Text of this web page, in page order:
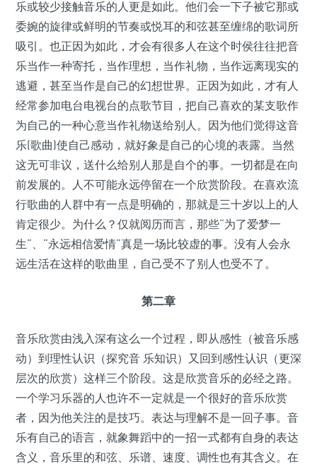
乐或较少接触音乐的人更是如此。他们会一下子被它那或
委婉的旋律或鲜明的节奏或悦耳的和弦甚至缠绵的歌词所
吸引。也正因为如此，才会有很多人在这个时侯往往把音
乐当作一种寄托，当作理想，当作礼物，当作远离现实的
逃避，甚至当作是自己的幻想世界。正因为如此，才有人
经常参加电台电视台的点歌节目，把自己喜欢的某支歌作
为自己的一种心意当作礼物送给别人。因为他们觉得这音
乐(歌曲)使自己感动，就好象是自己的心境的表露。当然
这无可非议，送什么给别人那是自个的事。一切都是在向
前发展的。人不可能永远停留在一个欣赏阶段。在喜欢流
行歌曲的人群中有一点是明确的，那就是三十岁以上的人
肯定很少。为什么？仅就阅历而言，那些“为了爱梦一
生”、“永远相信爱情”真是一场比较虚的事。没有人会永
远生活在这样的歌曲里，自己受不了别人也受不了。
第二章
音乐欣赏由浅入深有这么一个过程，即从感性（被音乐感
动）到理性认识（探究音 乐知识）又回到感性认识（更深
层次的欣赏）这样三个阶段。这是欣赏音乐的必经之路。
一个学习乐器的人也许不一定就是一个很好的音乐欣赏
者，因为他关注的是技巧。表达与理解不是一回子事。音
乐有自己的语言，就象舞蹈中的一招一式都有自身的表达
含义，音乐里的和弦、乐谱、速度、调性也有其含义。在